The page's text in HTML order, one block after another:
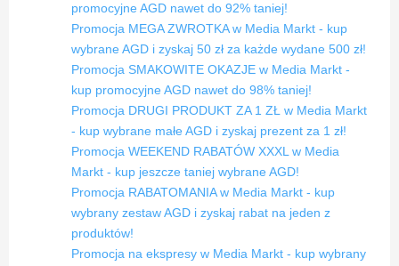
promocyjne AGD nawet do 92% taniej!
Promocja MEGA ZWROTKA w Media Markt - kup
wybrane AGD i zyskaj 50 zł za każde wydane 500 zł!
Promocja SMAKOWITE OKAZJE w Media Markt -
kup promocyjne AGD nawet do 98% taniej!
Promocja DRUGI PRODUKT ZA 1 ZŁ w Media Markt
- kup wybrane małe AGD i zyskaj prezent za 1 zł!
Promocja WEEKEND RABATÓW XXXL w Media
Markt - kup jeszcze taniej wybrane AGD!
Promocja RABATOMANIA w Media Markt - kup
wybrany zestaw AGD i zyskaj rabat na jeden z
produktów!
Promocja na ekspresy w Media Markt - kup wybrany